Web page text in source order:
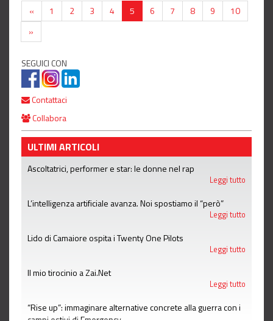
« 1 2 3 4 5 6 7 8 9
10
»
SEGUICI CON
Contattaci
Collabora
ULTIMI ARTICOLI
Ascoltatrici, performer e star: le donne nel rap
Leggi tutto
L’intelligenza artificiale avanza. Noi spostiamo il “però”
Leggi tutto
Lido di Camaiore ospita i Twenty One Pilots
Leggi tutto
Il mio tirocinio a Zai.Net
Leggi tutto
“Rise up”: immaginare alternative concrete alla guerra con i